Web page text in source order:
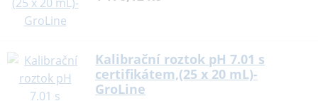
Kalibrační roztok pH 7.01 s
certifikátem,(25 x 20 mL)-
GroLine